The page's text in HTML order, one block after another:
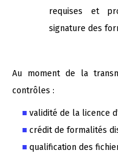
requises et
signature des
Au moment de la
contrôles :
validité de la licence
crédit de formalités
qualification des